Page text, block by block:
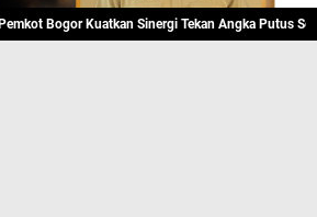
Bogor Kuatkan Sinergi Tekan Angka Putus Sekolah